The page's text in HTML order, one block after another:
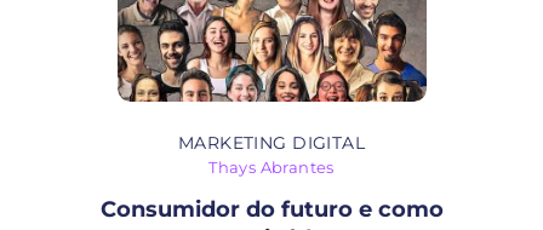
MARKETING DIGITAL
Thays Abrantes
Consumidor do futuro e como